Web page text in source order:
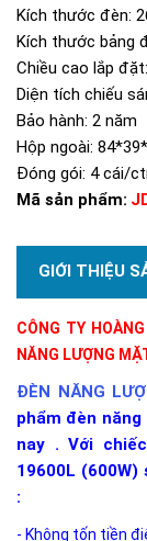
Kích thước đèn:
Kích thước bảng
Chiều cao lắp
Diện tích chiếu
Bảo hành: 2 năm
Hộp ngoài:
Đóng gói: 4 cái/
Mã sản phẩm:
GIỚI THIỆU
CÔNG TY
NĂNG LƯỢNG
ĐÈN NĂNG
phẩm đèn
nay . Với chiếc
19600L (600W)
:
- Không tốn tiền